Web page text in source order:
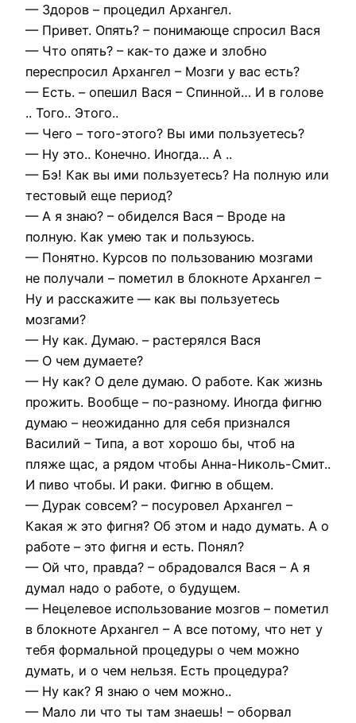
— Здоров – процедил Архангел.
— Привет. Опять? – понимающе спросил Вася
— Что опять? – как-то даже и злобно
переспросил Архангел – Мозги у вас есть?
— Есть. – опешил Вася – Спинной… И в голове
.. Того.. Этого..
— Чего – того-этого? Вы ими пользуетесь?
— Ну это.. Конечно. Иногда… А ..
— Бэ! Как вы ими пользуетесь? На полную или
тестовый еще период?
— А я знаю? – обиделся Вася – Вроде на
полную. Как умею так и пользуюсь.
— Понятно. Курсов по пользованию мозгами
не получали – пометил в блокноте Архангел –
Ну и расскажите — как вы пользуетесь
мозгами?
— Ну как. Думаю. – растерялся Вася
— О чем думаете?
— Ну как? О деле думаю. О работе. Как жизнь
прожить. Вообще – по-разному. Иногда фигню
думаю – неожиданно для себя признался
Василий – Типа, а вот хорошо бы, чтоб на
пляже щас, а рядом чтобы Анна-Николь-Смит..
И пиво чтобы. И раки. Фигню в общем.
— Дурак совсем? – посуровел Архангел –
Какая ж это фигня? Об этом и надо думать. А о
работе – это фигня и есть. Понял?
— Ой что, правда? – обрадовался Вася – А я
думал надо о работе, о будущем.
— Нецелевое использование мозгов – пометил
в блокноте Архангел – А все потому, что нет у
тебя формальной процедуры о чем можно
думать, и о чем нельзя. Есть процедура?
— Ну как? Я знаю о чем можно..
— Мало ли что ты там знаешь! – оборвал